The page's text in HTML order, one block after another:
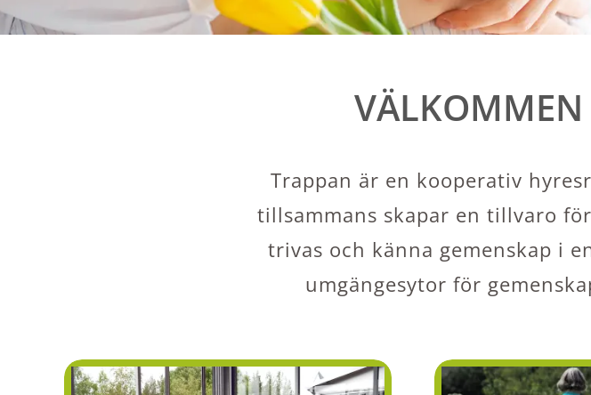
Trappan är en kooperativ
tillsammans skapar en tillvaro
trivas och känna gemenskap i
umgängesytor för